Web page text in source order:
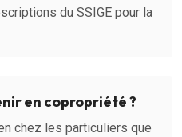
du SSIGE pour la
en copropriété ?
chez les particuliers que